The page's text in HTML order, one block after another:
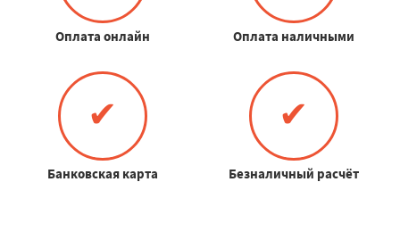
Оплата онлайн Оплата наличными
✔
Банковская карта
✔
Безналичный расчёт